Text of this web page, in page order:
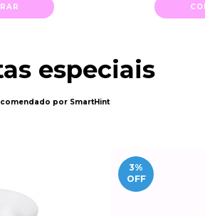
especiais
por SmartHint
3%
OFF